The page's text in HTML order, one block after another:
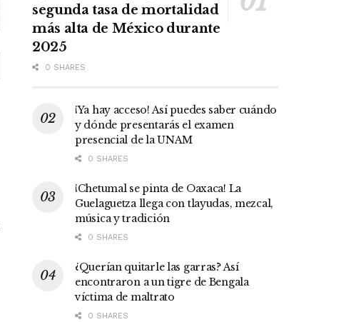
segunda tasa de mortalidad
más alta de México durante
2025
0 SHARES
¡Ya hay acceso! Así puedes saber cuándo
y dónde presentarás el examen
presencial de la UNAM
0 SHARES
¡Chetumal se pinta de Oaxaca! La
Guelaguetza llega con tlayudas, mezcal,
música y tradición
0 SHARES
¿Querían quitarle las garras? Así
encontraron a un tigre de Bengala
víctima de maltrato
0 SHARES